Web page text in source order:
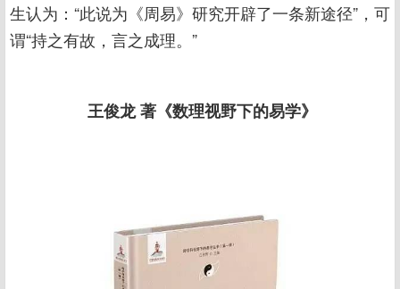
生认为：“此说为《周易》研究开辟了一条新途径”，可
谓“持之有故，言之成理。”
王俊龙 著《数理视野下的易学》